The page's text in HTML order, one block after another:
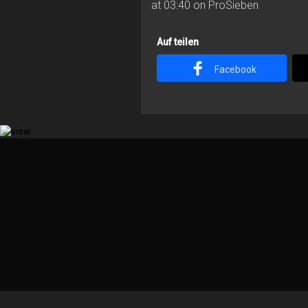
at 03:40 on ProSieben
Auf teilen
Facebook